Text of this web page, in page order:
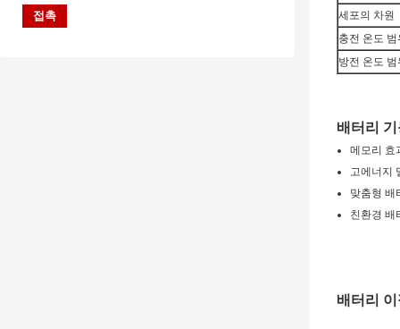
세포의 차원
충전 온도 범
방전 온도 범
배터리
메모리 효
고에너지
맞춤형 배
친환경 배
배터리